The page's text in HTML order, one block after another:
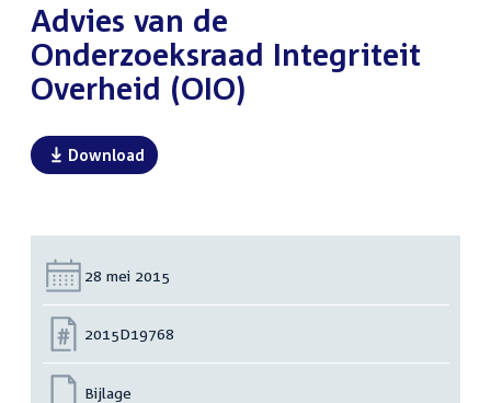
Advies van de
Onderzoeksraad Integriteit
Overheid (OIO)
Download
Datum:
28 mei 2015
Nummer:
2015D19768
Bijlage